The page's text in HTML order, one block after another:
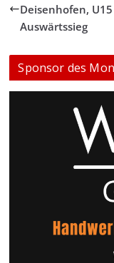
Deisenhofen,
Auswärtssieg
Sponsor des